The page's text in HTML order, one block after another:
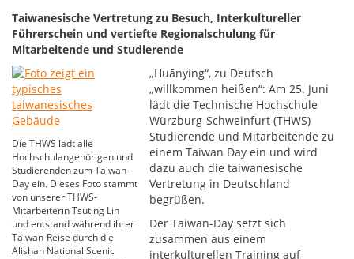
Taiwanesische Vertretung zu Besuch, Interkultureller
Führerschein und vertiefte Regionalschulung für
Mitarbeitende und Studierende
Die THWS lädt alle
Hochschulangehörigen und
Studierenden zum Taiwan-
Day ein. Dieses Foto stammt
von unserer THWS-
Mitarbeiterin Tsuting Lin
und entstand während ihrer
Taiwan-Reise durch die
Alishan National Scenic
„Huānyíng“, zu Deutsch
„willkommen heißen“: Am 25. Juni
lädt die Technische Hochschule
Würzburg-Schweinfurt (THWS)
Studierende und Mitarbeitende zu
einem Taiwan Day ein und wird
dazu auch die taiwanesische
Vertretung in Deutschland
begrüßen.
Der Taiwan-Day setzt sich
zusammen aus einem
interkulturellen Training auf